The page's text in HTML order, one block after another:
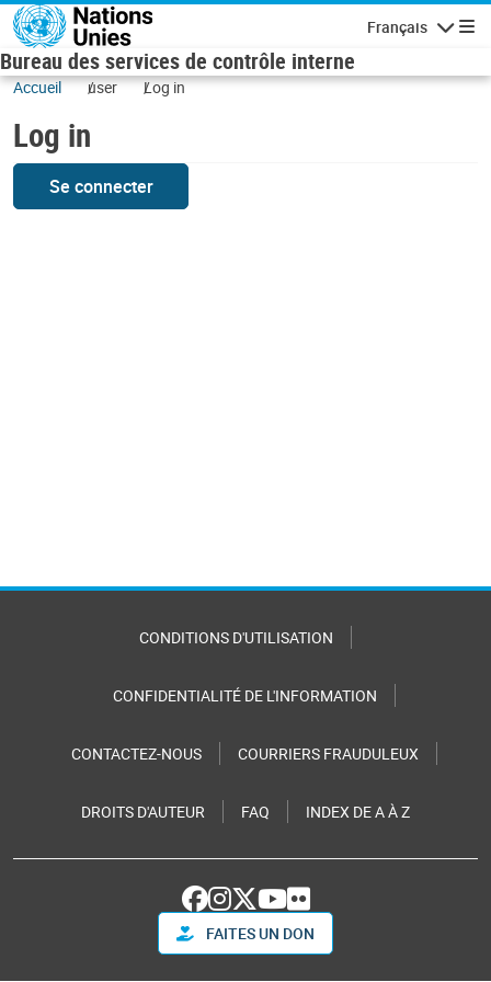
Skip to main content
Français
Bureau des services de contrôle interne
Accueil user Log in
Log in
Se connecter
CONDITIONS D'UTILISATION
CONFIDENTIALITÉ DE L'INFORMATION
CONTACTEZ-NOUS COURRIERS FRAUDULEUX
DROITS D'AUTEUR FAQ INDEX DE A À Z
FAITES UN DON